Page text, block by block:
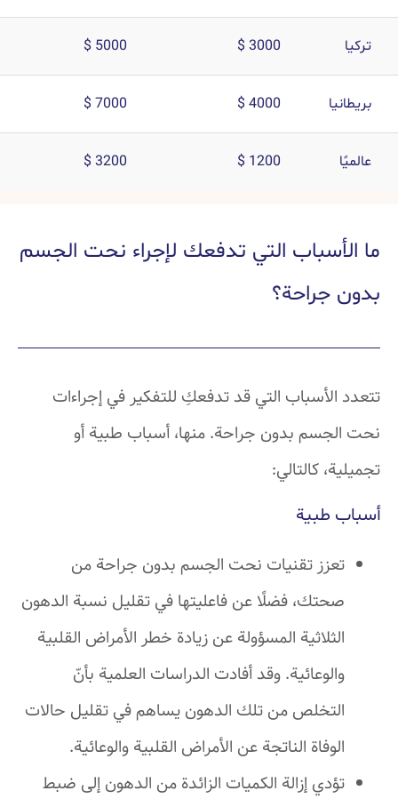
تركيا 3000 $
5000 $
بريطانيا 4000 $
7000 $
عالميًا 1200 $
3200 $
ما الأسباب التي تدفعك لإجراء نحت الجسم
بدون جراحة؟
تتعدد الأسباب التي قد تدفعكِ للتفكير في إجراءات
نحت الجسم بدون جراحة. منها، أسباب طبية أو
تجميلية، كالتالي:
أسباب طبية
تعزز تقنيات نحت الجسم بدون جراحة من
صحتك، فضلًا عن فاعليتها في تقليل نسبة الدهون
الثلاثية المسؤولة عن زيادة خطر الأمراض القلبية
والوعائية. وقد أفادت الدراسات العلمية بأنّ
التخلص من تلك الدهون يساهم في تقليل حالات
الوفاة الناتجة عن الأمراض القلبية والوعائية.
تؤدي إزالة الكميات الزائدة من الدهون إلى ضبط